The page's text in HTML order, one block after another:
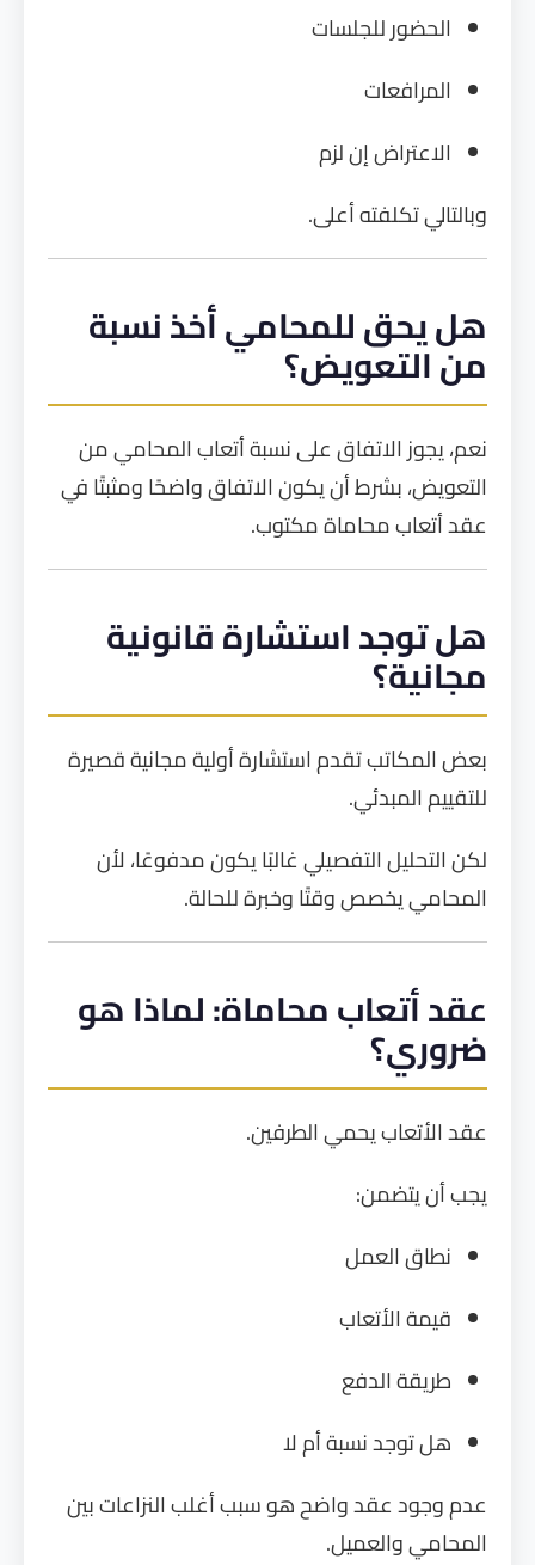
الحضور للجلسات
المرافعات
الاعتراض إن لزم
وبالتالي تكلفته أعلى.
هل يحق للمحامي أخذ نسبة
من التعويض؟
نعم، يجوز الاتفاق على نسبة أتعاب المحامي من
التعويض، بشرط أن يكون الاتفاق واضحًا ومثبتًا في
عقد أتعاب محاماة مكتوب.
هل توجد استشارة قانونية
مجانية؟
بعض المكاتب تقدم استشارة أولية مجانية قصيرة
للتقييم المبدئي.
لكن التحليل التفصيلي غالبًا يكون مدفوعًا، لأن
المحامي يخصص وقتًا وخبرة للحالة.
عقد أتعاب محاماة: لماذا هو
ضروري؟
عقد الأتعاب يحمي الطرفين.
يجب أن يتضمن:
نطاق العمل
قيمة الأتعاب
طريقة الدفع
هل توجد نسبة أم لا
عدم وجود عقد واضح هو سبب أغلب النزاعات بين
المحامي والعميل.